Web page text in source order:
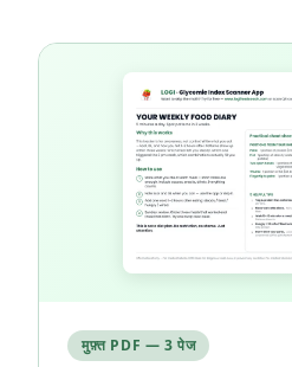
मुफ़्त PDF — 3 पेज